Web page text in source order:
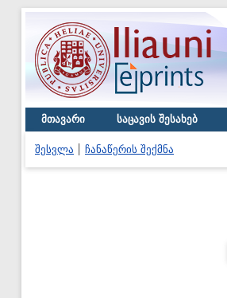
მთავარი საცავის შესახებ
შესვლა ჩანაწერის შექმნა